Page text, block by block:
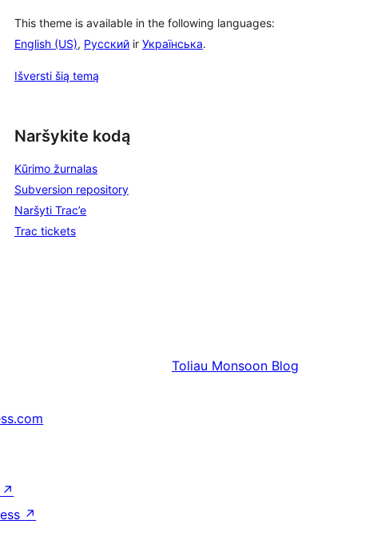
This theme is available in the following languages:
English (US), Русский ir Українська.
Išversti šią temą
Naršykite kodą
Kūrimo žurnalas
Subversion repository
Naršyti Trac’e
Trac tickets
Toliau Monsoon Blog
↗
↗